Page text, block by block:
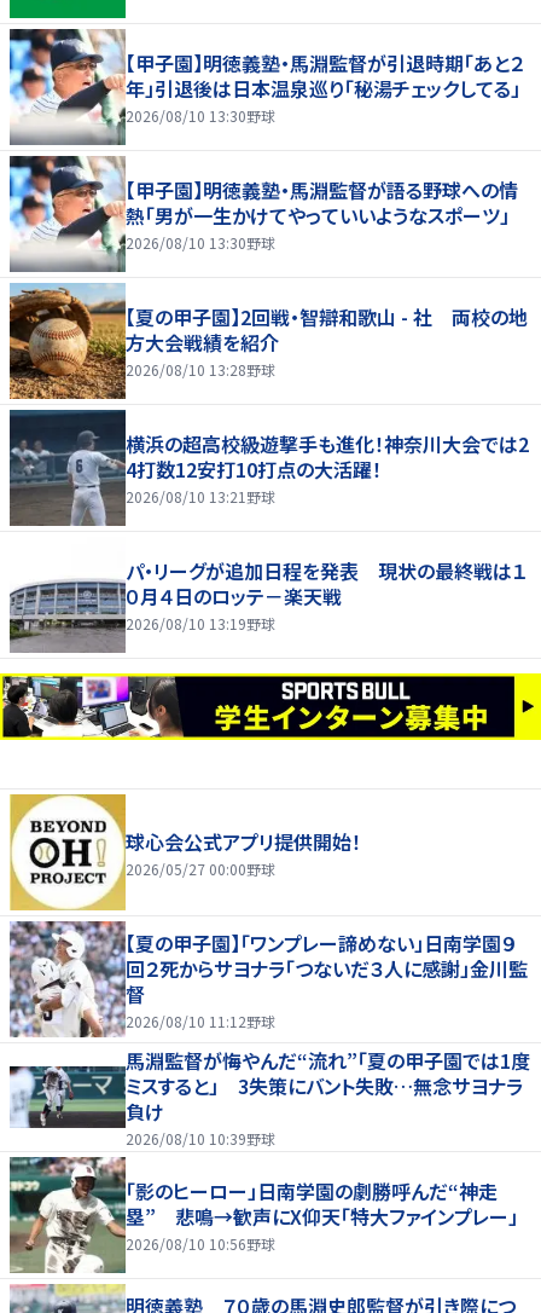
【甲子園】明徳義塾・馬淵監督が引退時期「あと２
年」引退後は日本温泉巡り「秘湯チェックしてる」
2026/08/10 13:30野球
【甲子園】明徳義塾・馬淵監督が語る野球への情
熱「男が一生かけてやっていいようなスポーツ」
2026/08/10 13:30野球
【夏の甲子園】2回戦・智辯和歌山 - 社 両校の地
方大会戦績を紹介
2026/08/10 13:28野球
横浜の超高校級遊撃手も進化！神奈川大会では2
4打数12安打10打点の大活躍！
2026/08/10 13:21 野球
パ・リーグが追加日程を発表 現状の最終戦は１
０月４日のロッテ－楽天戦
2026/08/10 13:19野球
球心会公式アプリ提供開始！
2026/05/27 00:00野球
【夏の甲子園】「ワンプレー諦めない」日南学園９
回２死からサヨナラ「つないだ３人に感謝」金川監
督
2026/08/10 11:12野球
馬淵監督が悔やんだ“流れ”「夏の甲子園では1度
ミスすると」 3失策にバント失敗…無念サヨナラ
負け
2026/08/10 10:39野球
「影のヒーロー」日南学園の劇勝呼んだ“神走
塁” 悲鳴→歓声にX仰天「特大ファインプレー」
2026/08/10 10:56野球
明徳義塾 ７０歳の馬淵史郎監督が引き際につ